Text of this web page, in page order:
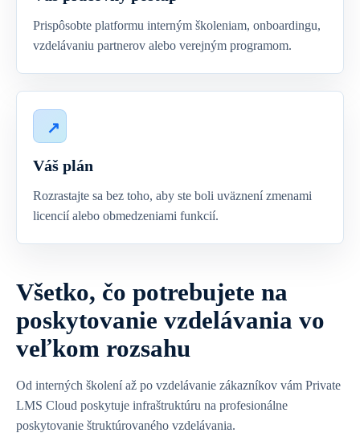
Prispôsobte platformu interným školeniam, onboardingu,
vzdelávaniu partnerov alebo verejným programom.
Váš plán
Rozrastajte sa bez toho, aby ste boli uväznení zmenami
licencií alebo obmedzeniami funkcií.
Všetko, čo potrebujete na
poskytovanie vzdelávania vo
veľkom rozsahu
Od interných školení až po vzdelávanie zákazníkov vám Private
LMS Cloud poskytuje infraštruktúru na profesionálne
poskytovanie štruktúrovaného vzdelávania.